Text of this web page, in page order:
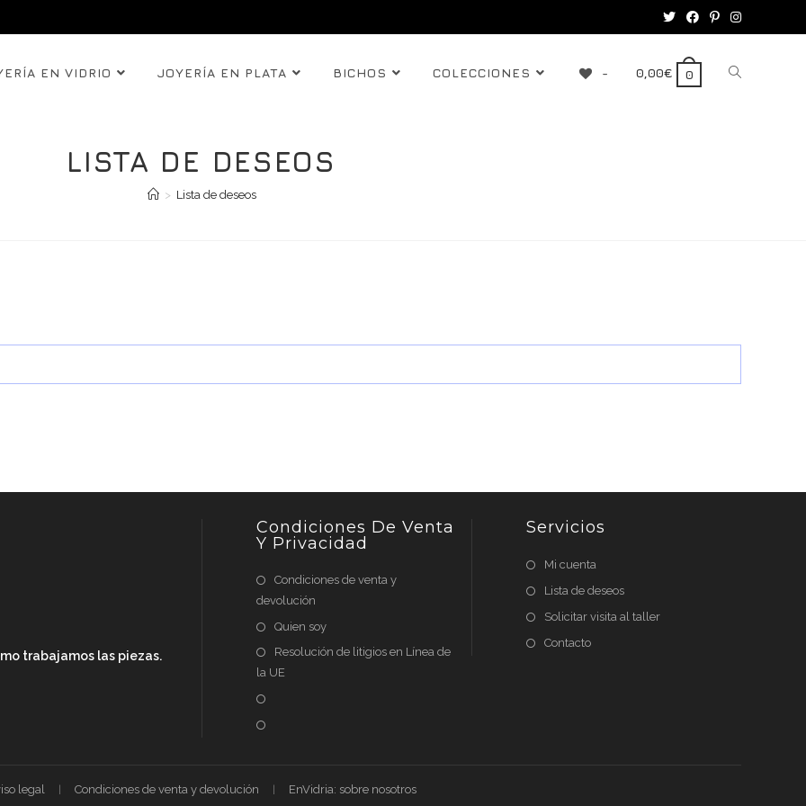
EN VIDRIO JOYERÍA EN PLATA BICHOS COLECCIONES - 0,00€ 0
LISTA DE DESEOS
> Lista de deseos
trabajamos las piezas.
Condiciones De Venta
Y Privacidad
Condiciones de venta y
devolución
Quien soy
Resolución de litigios en Línea de
la UE
Servicios
Mi cuenta
Lista de deseos
Solicitar visita al taller
Contacto
legal Condiciones de venta y devolución EnVidria: sobre nosotros